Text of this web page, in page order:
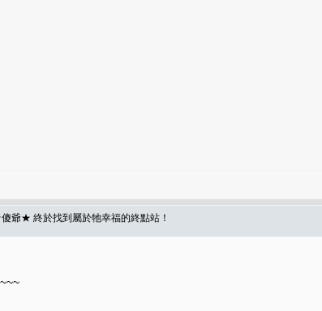
爺★ 終於找到屬於牠幸福的終點站！